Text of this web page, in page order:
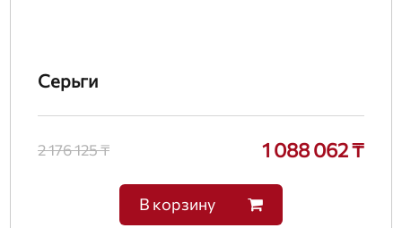
Серьги
2 176 125 ₸ 1 088 062 ₸
В корзину